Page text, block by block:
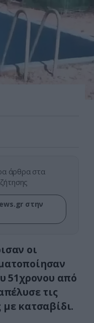
άρθρα στα
στην
οι
51χρονου από
τις
με κατσαβίδι.